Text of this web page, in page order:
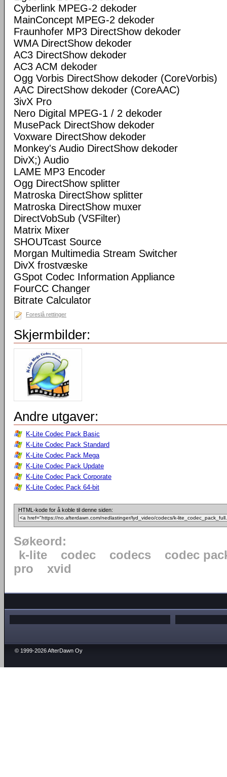
Cyberlink MPEG-2 dekoder
MainConcept MPEG-2 dekoder
Fraunhofer MP3 DirectShow dekoder
WMA DirectShow dekoder
AC3 DirectShow dekoder
AC3 ACM dekoder
Ogg Vorbis DirectShow dekoder (CoreVorbis)
AAC DirectShow dekoder (CoreAAC)
3ivX Pro
Nero Digital MPEG-1 / 2 dekoder
MusePack DirectShow dekoder
Voxware DirectShow dekoder
Monkey's Audio DirectShow dekoder
DivX;) Audio
LAME MP3 Encoder
Ogg DirectShow splitter
Matroska DirectShow splitter
Matroska DirectShow muxer
DirectVobSub (VSFilter)
Matrix Mixer
SHOUTcast Source
Morgan Multimedia Stream Switcher
DivX frostvæske
GSpot Codec Information Appliance
FourCC Changer
Bitrate Calculator
Foreslå rettinger
Skjermbilder:
Andre utgaver:
K-Lite Codec Pack Basic
K-Lite Codec Pack Standard
K-Lite Codec Pack Mega
K-Lite Codec Pack Update
K-Lite Codec Pack Corporate
K-Lite Codec Pack 64-bit
HTML-kode for å koble til denne siden:
Søkeord:
k-lite
codec codecs
codec
pro
xvid
© 1999-2026 AfterDawn Oy